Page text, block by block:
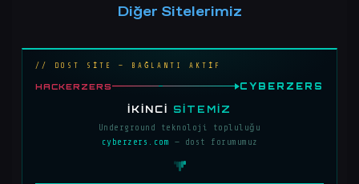
Diğer Sitelerimiz
// DOST SİTE — BAĞLANTI AKTİF
HACKERZERS CYBERZERS
İKINCI SITEMIZ
Underground teknoloji topluluğu
cyberzers.com — dost forumumuz